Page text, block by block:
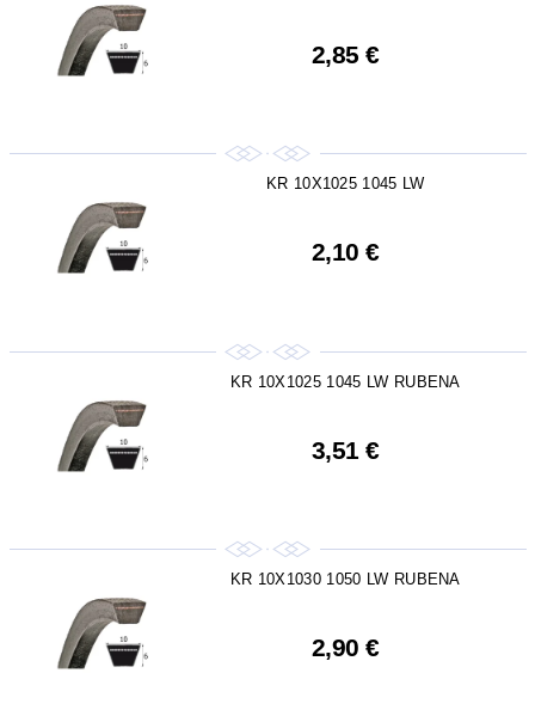
2,85 €
KR 10X1025 1045 LW
2,10 €
KR 10X1025 1045 LW RUBENA
3,51 €
KR 10X1030 1050 LW RUBENA
2,90 €